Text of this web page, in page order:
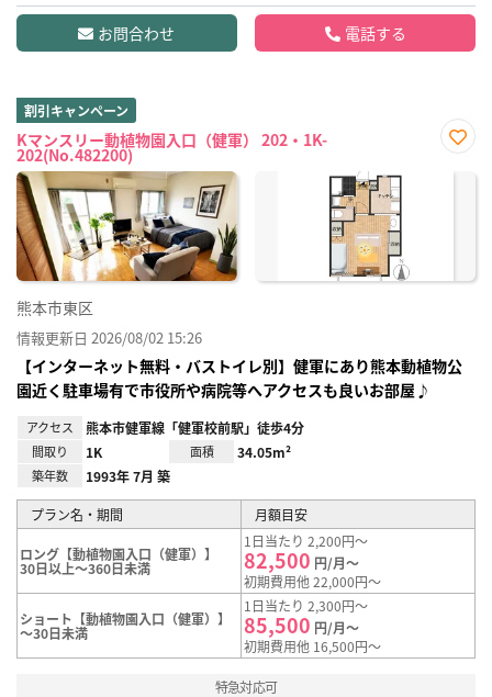
お問合わせ 電話する
割引キャンペーン
Kマンスリー動植物園入口（健軍） 202・1K-
202(No.482200)
に入
熊本市東区
情報更新日 2026/08/02 15:26
【インターネット無料・バストイレ別】健軍にあり熊本動植物公
園近く駐車場有で市役所や病院等へアクセスも良いお部屋♪
アクセス 熊本市健軍線「健軍校前駅」徒歩4分
間取り 1K 面積 34.05m²
築年数 1993年 7月 築
プラン名・期間 月額目安
ロング【動植物園入口（健軍）】
30日以上～360日未満
1日当たり 2,200円～
82,500 円/月～
初期費用他 22,000円～
ショート【動植物園入口（健軍）】
～30日未満
1日当たり 2,300円～
85,500 円/月～
初期費用他 16,500円～
特急対応可